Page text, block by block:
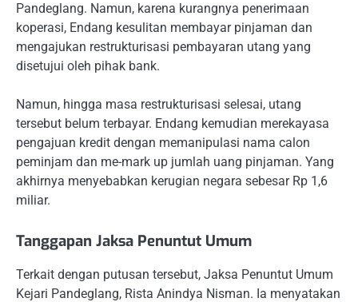
Pandeglang. Namun, karena kurangnya penerimaan
koperasi, Endang kesulitan membayar pinjaman dan
mengajukan restrukturisasi pembayaran utang yang
disetujui oleh pihak bank.
Namun, hingga masa restrukturisasi selesai, utang
tersebut belum terbayar. Endang kemudian merekayasa
pengajuan kredit dengan memanipulasi nama calon
peminjam dan me-mark up jumlah uang pinjaman. Yang
akhirnya menyebabkan kerugian negara sebesar Rp 1,6
miliar.
Tanggapan Jaksa Penuntut Umum
Terkait dengan putusan tersebut, Jaksa Penuntut Umum
Kejari Pandeglang, Rista Anindya Nisman. Ia menyatakan